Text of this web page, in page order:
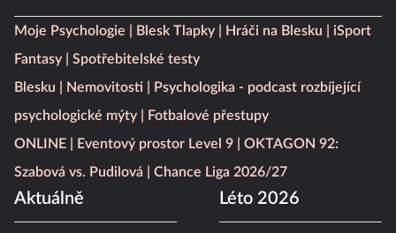
Moje Psychologie Blesk Tlapky Hráči na Blesku
iSport
Fantasy
Spotřebitelské testy
Blesku
Nemovitosti
Psychologika - podcast rozbíjející
psychologické mýty
Fotbalové přestupy
ONLINE
Eventový prostor Level 9
OKTAGON 92:
Szabová vs. Pudilová
Chance Liga 2026/27
Aktuálně Léto 2026